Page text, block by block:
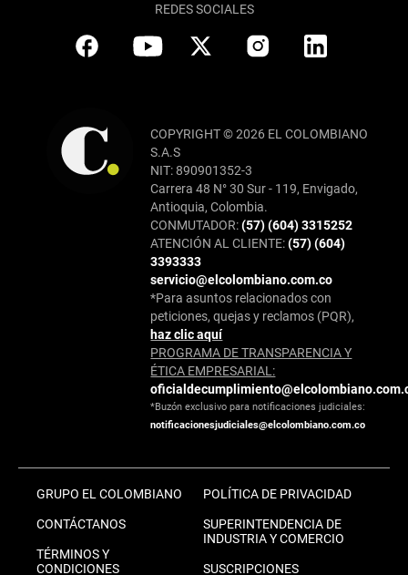
REDES SOCIALES
COPYRIGHT © 2026 EL COLOMBIANO
S.A.S
NIT: 890901352-3
Carrera 48 N° 30 Sur - 119, Envigado,
Antioquia, Colombia.
CONMUTADOR:(57) (604) 3315252
ATENCIÓN AL CLIENTE:(57) (604)
3393333
servicio@elcolombiano.com.co
*Para asuntos relacionados con
peticiones, quejas y reclamos (PQR),
haz clic aquí
PROGRAMA DE TRANSPARENCIA Y
ÉTICA EMPRESARIAL:
*Buzón exclusivo para notificaciones judiciales:
notificacionesjudiciales@elcolombiano.com.co
GRUPO EL COLOMBIANO
CONTÁCTANOS
TÉRMINOS Y
CONDICIONES
POLÍTICA DE PRIVACIDAD
SUPERINTENDENCIA DE
INDUSTRIA Y COMERCIO
SUSCRIPCIONES